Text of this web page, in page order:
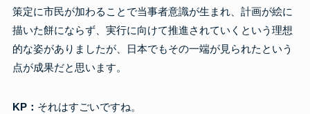
策定に市民が加わることで当事者意識が生まれ、計画が絵に
描いた餅にならず、実行に向けて推進されていくという理想
的な姿がありましたが、日本でもその一端が見られたという
点が成果だと思います。
KP： それはすごいですね。